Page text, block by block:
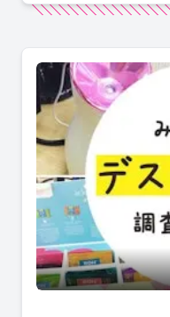
やっています！
みんなのデスク周